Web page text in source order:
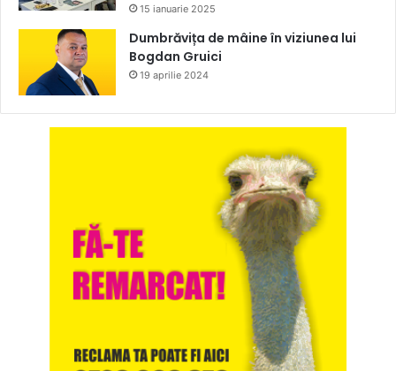
15 ianuarie 2025
Dumbrăvița de mâine în viziunea lui
Bogdan Gruici
19 aprilie 2024